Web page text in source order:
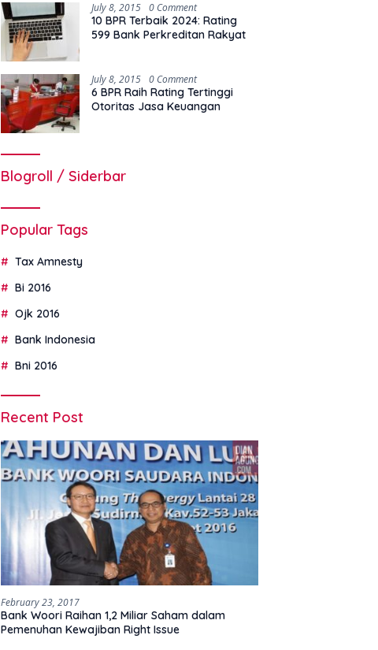
July 8, 2015 0 Comment
10 BPR Terbaik 2024: Rating
599 Bank Perkreditan Rakyat
July 8, 2015 0 Comment
6 BPR Raih Rating Tertinggi
Otoritas Jasa Keuangan
Blogroll / Siderbar
Popular Tags
Tax Amnesty
Bi 2016
Ojk 2016
Bank Indonesia
Bni 2016
Recent Post
February 23, 2017
Bank Woori Raihan 1,2 Miliar Saham dalam
Pemenuhan Kewajiban Right Issue